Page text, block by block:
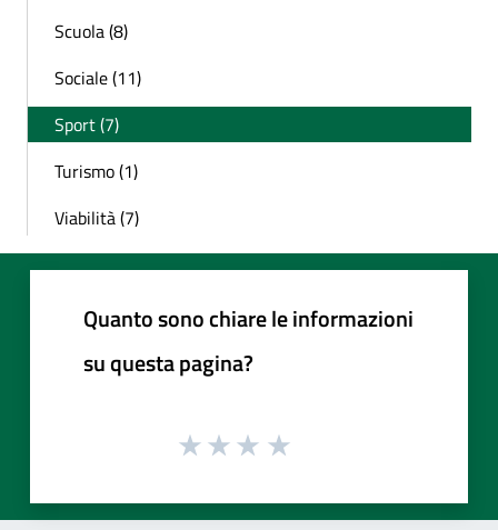
Scuola (8)
Sociale (11)
Sport (7)
Turismo (1)
Viabilità (7)
Quanto sono chiare le informazioni
su questa pagina?